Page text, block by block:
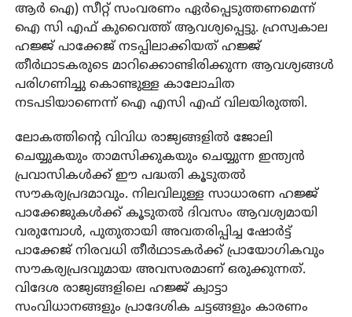
ആര്‍ ഐ) സീറ്റ് സംവരണം ഏര്‍പ്പെടുത്തണമെന്ന്
ഐ സി എഫ് കുവൈത്ത് ആവശ്യപ്പെട്ടു. ഹ്രസ്വകാല
ഹജ്ജ് പാക്കേജ് നടപ്പിലാക്കിയത് ഹജ്ജ്
തീര്‍ഥാടകരുടെ മാറിക്കൊണ്ടിരിക്കുന്ന ആവശ്യങ്ങള്‍
പരിഗണിച്ചു കൊണ്ടുള്ള കാലോചിത
നടപടിയാണെന്ന് ഐ എസി എഫ് വിലയിരുത്തി.
ലോകത്തിന്റെ വിവിധ രാജ്യങ്ങളില്‍ ജോലി
ചെയ്യുകയും താമസിക്കുകയും ചെയ്യുന്ന ഇന്ത്യന്‍
പ്രവാസികള്‍ക്ക് ഈ പദ്ധതി കൂടുതല്‍
സൗകര്യപ്രദമാവും. നിലവിലുള്ള സാധാരണ ഹജ്ജ്
പാക്കേജുകള്‍ക്ക് കൂടുതല്‍ ദിവസം ആവശ്യമായി
വരുമ്പോള്‍, പുതുതായി അവതരിപ്പിച്ച ഷോര്‍ട്ട്
പാക്കേജ് നിരവധി തീര്‍ഥാടകര്‍ക്ക് പ്രായോഗികവും
സൗകര്യപ്രദവുമായ അവസരമാണ് ഒരുക്കുന്നത്.
വിദേശ രാജ്യങ്ങളിലെ ഹജ്ജ് ക്വാട്ടാ
സംവിധാനങ്ങളും പ്രാദേശിക ചട്ടങ്ങളും കാരണം